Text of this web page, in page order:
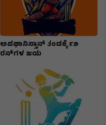
ಅಪಘಾನಿಸ್ತಾನ್ ತಂಡಕ್ಕೆ ೯೨
ರನ್‌ಗಳ ಜಯ